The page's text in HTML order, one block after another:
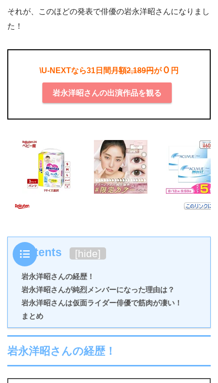
それが、このほどの発表で俳優の岩永洋昭さんになりまし
た！
\U-NEXTなら31日間月額2,189円が０ 円
岩永洋昭さんの出演作品を観る
Contents [hide]
岩永洋昭さんの経歴！
岩永洋昭さんが純烈メンバーになった理由は？
岩永洋昭さんは仮面ライダー俳優で筋肉が凄い！
まとめ
岩永洋昭さんの経歴！